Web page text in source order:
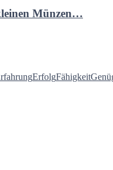
Münzen…
ErfolgFähigkeit